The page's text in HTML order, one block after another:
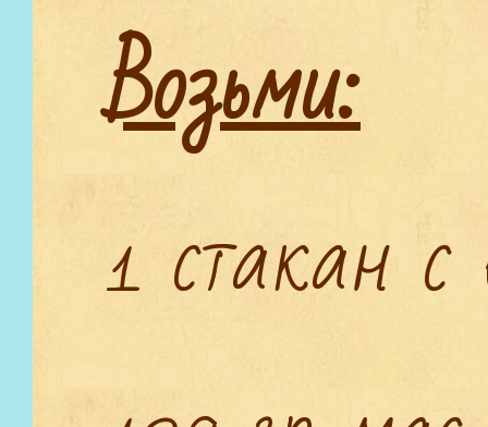
Возьми:
1 стакан